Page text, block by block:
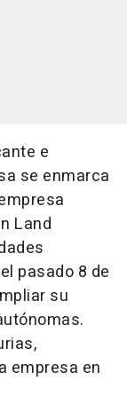
e
se enmarca
Land
pasado 8 de
su
empresa en